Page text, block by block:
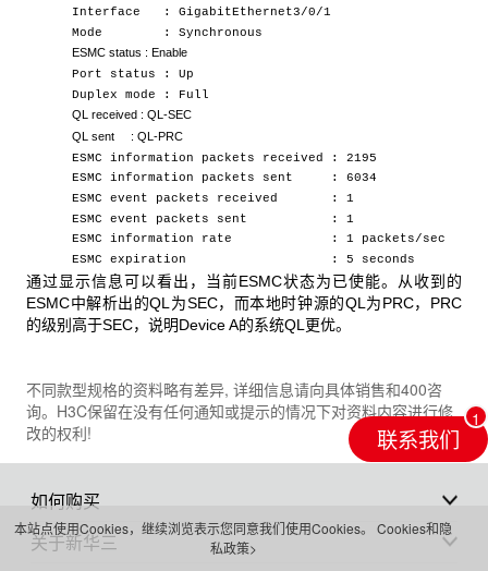
Interface : GigabitEthernet3/0/1
Mode : Synchronous
ESMC status : Enable
Port status : Up
Duplex mode : Full
QL received : QL-SEC
QL sent : QL-PRC
ESMC information packets received : 2195
ESMC information packets sent : 6034
ESMC event packets received : 1
ESMC event packets sent : 1
ESMC information rate : 1 packets/sec
ESMC expiration : 5 seconds
通过显示信息可以看出，当前ESMC状态为已使能。从收到的
ESMC中解析出的QL为SEC，而本地时钟源的QL为PRC，PRC
的级别高于SEC，说明Device A的系统QL更优。
不同款型规格的资料略有差异, 详细信息请向具体销售和400咨
询。H3C保留在没有任何通知或提示的情况下对资料内容进行修
改的权利!
如何购买
关于新华三
联系我们
本站点使用Cookies，继续浏览表示您同意我们使用Cookies。 Cookies和隐
私政策>